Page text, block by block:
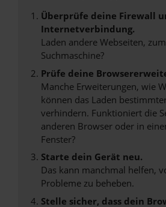
Überprüfe deine Firewall
Internetverbindung.
Laden andere Webseiten,
Suchmaschine?
Prüfe deine
Manche Erweiterungen, wie
können das Laden
verhindern. Funktioniert die
anderen Browser oder in
Fenster?
Starte dein Gerät neu.
Das kann manchmal helfen,
Probleme zu beheben.
Stelle sicher, dass dein